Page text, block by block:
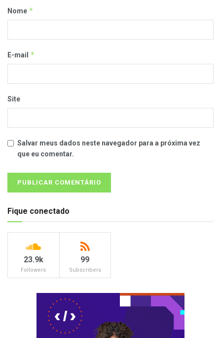
Nome *
E-mail *
Site
Salvar meus dados neste navegador para a próxima vez
que eu comentar.
Fique conectado
23.9k
Followers
99
Subscribers